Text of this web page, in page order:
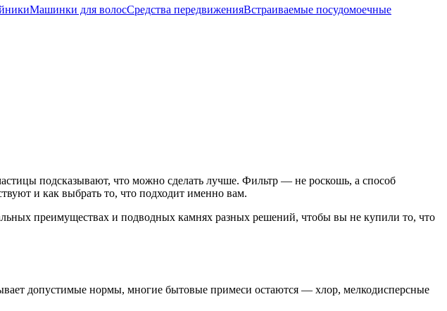
Машинки для волосСредства передвиженияВстраиваемые посудомоечные
подсказывают, что можно сделать лучше. Фильтр — не роскошь, а способ
и как выбрать то, что подходит именно вам.
преимуществах и подводных камнях разных решений, чтобы вы не купили то, что
допустимые нормы, многие бытовые примеси остаются — хлор, мелкодисперсные